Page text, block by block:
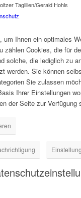
Taglilien/Gerald Hohls
um Ihnen ein optimales
zählen Cookies, die für
solche, die lediglich zu
werden. Sie können
Sie zulassen
Ihrer Einstellungen
der Seite zur Verfügung